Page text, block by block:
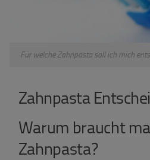
Für welche Zahnpasta soll ich mich
Zahnpasta
Warum braucht
Zahnpasta?